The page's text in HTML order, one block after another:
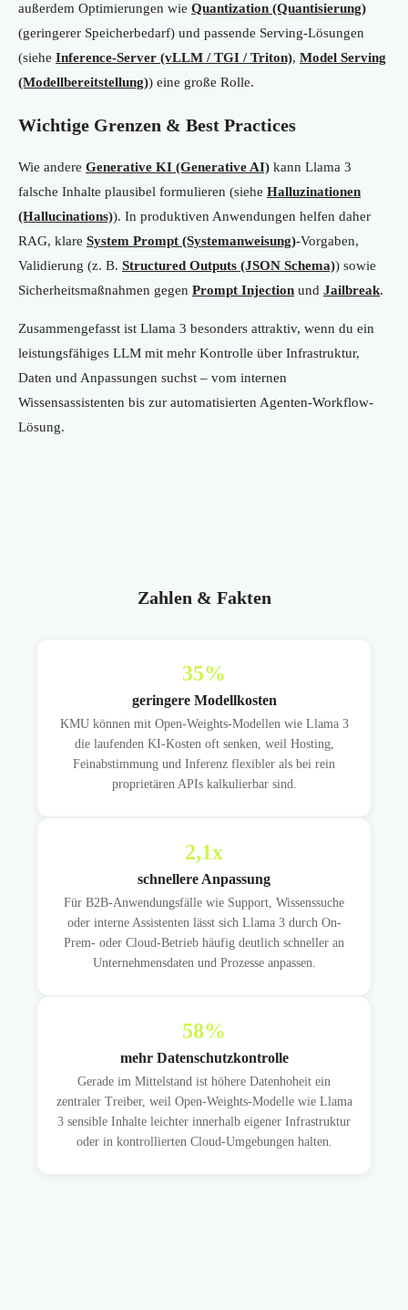
außerdem Optimierungen wie Quantization (Quantisierung)
(geringerer Speicherbedarf) und passende Serving-Lösungen
(siehe Inference-Server (vLLM / TGI / Triton), Model Serving
(Modellbereitstellung)) eine große Rolle.
Wichtige Grenzen & Best Practices
Wie andere Generative KI (Generative AI) kann Llama 3
falsche Inhalte plausibel formulieren (siehe Halluzinationen
(Hallucinations)). In produktiven Anwendungen helfen daher
RAG, klare System Prompt (Systemanweisung)-Vorgaben,
Validierung (z. B. Structured Outputs (JSON Schema)) sowie
Sicherheitsmaßnahmen gegen Prompt Injection und Jailbreak.
Zusammengefasst ist Llama 3 besonders attraktiv, wenn du ein
leistungsfähiges LLM mit mehr Kontrolle über Infrastruktur,
Daten und Anpassungen suchst – vom internen
Wissensassistenten bis zur automatisierten Agenten-Workflow-
Lösung.
Zahlen & Fakten
35%
geringere Modellkosten
KMU können mit Open-Weights-Modellen wie Llama 3
die laufenden KI-Kosten oft senken, weil Hosting,
Feinabstimmung und Inferenz flexibler als bei rein
proprietären APIs kalkulierbar sind.
2,1x
schnellere Anpassung
Für B2B-Anwendungsfälle wie Support, Wissenssuche
oder interne Assistenten lässt sich Llama 3 durch On-
Prem- oder Cloud-Betrieb häufig deutlich schneller an
Unternehmensdaten und Prozesse anpassen.
58%
mehr Datenschutzkontrolle
Gerade im Mittelstand ist höhere Datenhoheit ein
zentraler Treiber, weil Open-Weights-Modelle wie Llama
3 sensible Inhalte leichter innerhalb eigener Infrastruktur
oder in kontrollierten Cloud-Umgebungen halten.